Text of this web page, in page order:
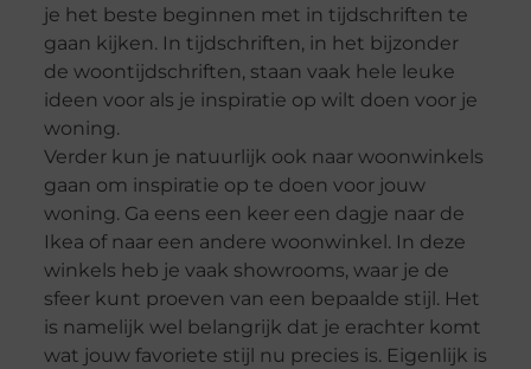
je het beste beginnen met in tijdschriften te
gaan kijken. In tijdschriften, in het bijzonder
de woontijdschriften, staan vaak hele leuke
ideen voor als je inspiratie op wilt doen voor je
woning.
Verder kun je natuurlijk ook naar woonwinkels
gaan om inspiratie op te doen voor jouw
woning. Ga eens een keer een dagje naar de
Ikea of naar een andere woonwinkel. In deze
winkels heb je vaak showrooms, waar je de
sfeer kunt proeven van een bepaalde stijl. Het
is namelijk wel belangrijk dat je erachter komt
wat jouw favoriete stijl nu precies is. Eigenlijk is